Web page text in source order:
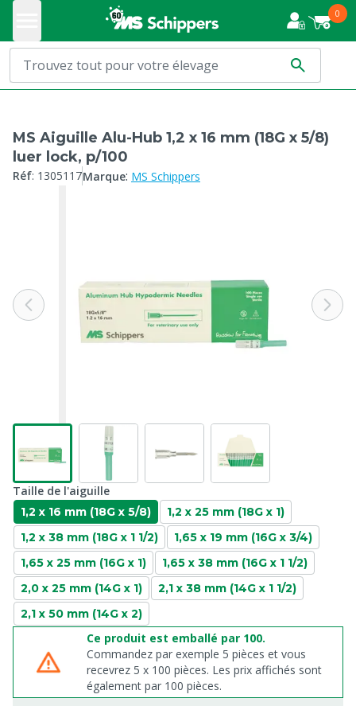
0
MS Aiguille Alu-Hub 1,2 x 16 mm (18G x 5/8)
luer lock, p/100
Réf: 1305117Marque: MS Schippers
Taille de l'aiguille
1,2 x 16 mm (18G x 5/8)
1,2 x 25 mm (18G x 1)
1,2 x 38 mm (18G x 1 1/2)
1,65 x 19 mm (16G x 3/4)
1,65 x 25 mm (16G x 1)
1,65 x 38 mm (16G x 1 1/2)
2,0 x 25 mm (14G x 1)
2,1 x 38 mm (14G x 1 1/2)
2,1 x 50 mm (14G x 2)
Ce produit est emballé par 100.
Commandez par exemple 5 pièces et vous
recevrez 5 x 100 pièces. Les prix affichés sont
également par 100 pièces.